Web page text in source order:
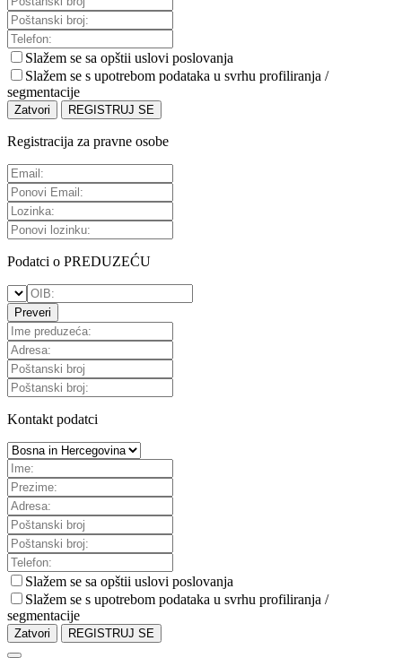
Slažem se sa opštii uslovi poslovanja
Slažem se s upotrebom podataka u svrhu profiliranja /
segmentacije
Zatvori REGISTRUJ SE
Registracija za pravne osobe
Podatci o PREDUZEĆU
Preveri
Kontakt podatci
Slažem se sa opštii uslovi poslovanja
Slažem se s upotrebom podataka u svrhu profiliranja /
segmentacije
Zatvori REGISTRUJ SE